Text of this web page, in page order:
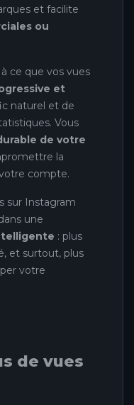
et facilite
ou
ce que vos vues
et
naturel et de
Vous
de votre
la
compte.
sur Instagram
une
: plus
et surtout, plus
votre
de vues